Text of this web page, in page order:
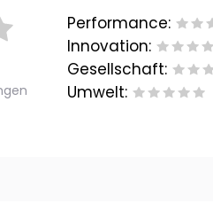
Performance:
Innovation:
Gesellschaft:
Umwelt: